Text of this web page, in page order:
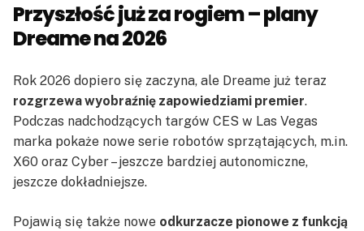
Przyszłość już za rogiem – plany
Dreame na 2026
Rok 2026 dopiero się zaczyna, ale Dreame już teraz
rozgrzewa wyobraźnię zapowiedziami premier.
Podczas nadchodzących targów CES w Las Vegas
marka pokaże nowe serie robotów sprzątających, m.in.
X60 oraz Cyber – jeszcze bardziej autonomiczne,
jeszcze dokładniejsze.
Pojawią się także nowe odkurzacze pionowe z funkcją